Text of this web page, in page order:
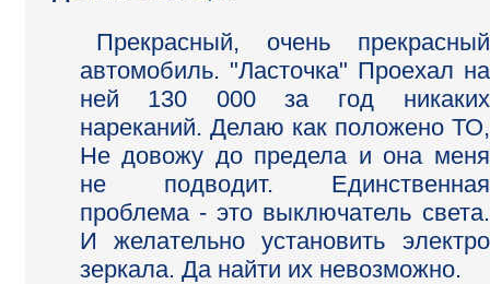
Прекрасный, очень прекрасный
автомобиль. "Ласточка" Проехал на
ней 130 000 за год никаких
нареканий. Делаю как положено ТО,
Не довожу до предела и она меня
не подводит. Единственная
проблема - это выключатель света.
И желательно установить электро
зеркала. Да найти их невозможно.